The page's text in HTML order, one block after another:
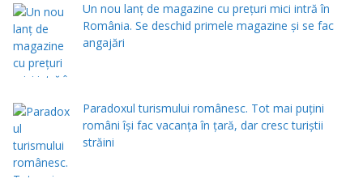
Un nou lanț de magazine cu prețuri mici intră în
România. Se deschid primele magazine și se fac
angajări
Paradoxul turismului românesc. Tot mai puțini
români își fac vacanța în țară, dar cresc turiștii
străini